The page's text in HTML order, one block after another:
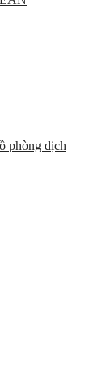
phòng dịch